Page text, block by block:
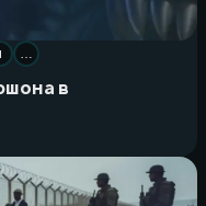
…
в